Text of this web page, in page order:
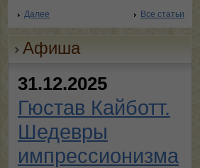
Далее Все статьи
Афиша
31.12.2025
Гюстав Кайботт.
Шедевры
импрессионизма